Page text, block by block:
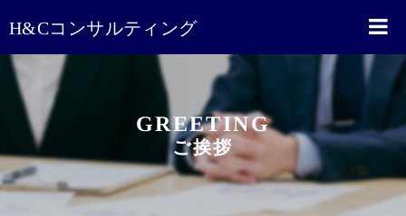
H&Cコンサルティング
GREETING
ご挨拶